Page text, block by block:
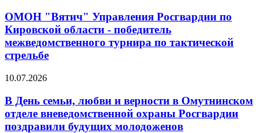
ОМОН "Вятич" Управления Росгвардии по
Кировской области - победитель
межведомственного турнира по тактической
стрельбе
10.07.2026
В День семьи, любви и верности в Омутнинском
отделе вневедомственной охраны Росгвардии
поздравили будущих молодоженов